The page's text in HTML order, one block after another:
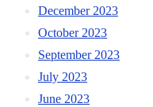
December 2023
October 2023
September 2023
July 2023
June 2023